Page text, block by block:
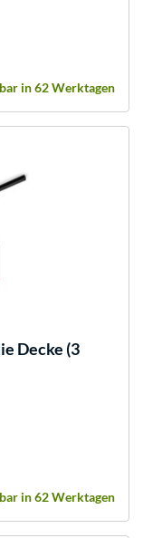
in 62 Werktagen
Decke (3
in 62 Werktagen